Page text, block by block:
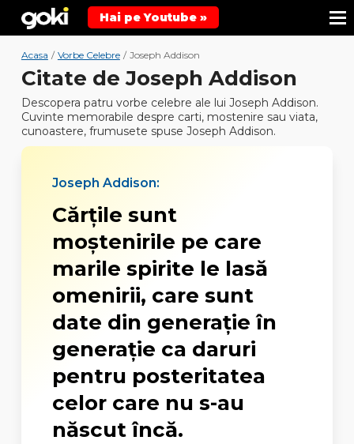
Hai pe Youtube »
Acasa / Vorbe Celebre / Joseph Addison
Citate de Joseph Addison
Descopera patru vorbe celebre ale lui Joseph Addison.
Cuvinte memorabile despre carti, mostenire sau viata,
cunoastere, frumusete spuse Joseph Addison.
Joseph Addison:
Cărţile sunt
moştenirile pe care
marile spirite le lasă
omenirii, care sunt
date din generaţie în
generaţie ca daruri
pentru posteritatea
celor care nu s-au
născut încă.